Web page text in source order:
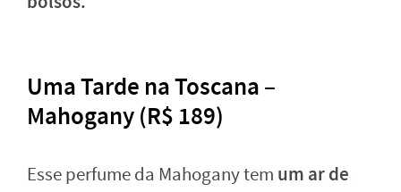
Uma Tarde na Toscana –
Mahogany (R$ 189)
Esse perfume da Mahogany tem um ar de